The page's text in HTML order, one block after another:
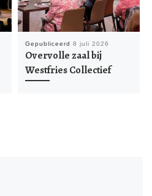
Gepubliceerd 8 juli 2026
Overvolle zaal bij
Westfries Collectief